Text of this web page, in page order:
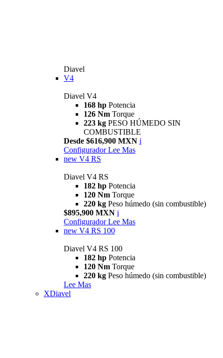
Diavel
V4
Diavel V4
168 hp Potencia
126 Nm Torque
223 kg PESO HÚMEDO SIN
COMBUSTIBLE
Desde $616,900 MXN i
Configurador Lee Mas
new V4 RS
Diavel V4 RS
182 hp Potencia
120 Nm Torque
220 kg Peso húmedo (sin combustible)
$895,900 MXN i
Configurador Lee Mas
new V4 RS 100
Diavel V4 RS 100
182 hp Potencia
120 Nm Torque
220 kg Peso húmedo (sin combustible)
Lee Mas
XDiavel